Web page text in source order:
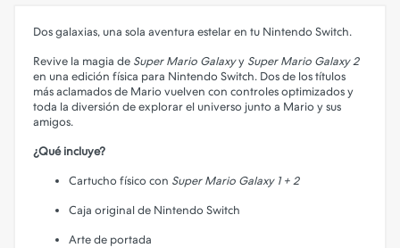
Dos galaxias, una sola aventura estelar en tu Nintendo Switch.
Revive la magia de Super Mario Galaxyy Super Mario Galaxy 2
en una edición física para Nintendo Switch. Dos de los títulos
más aclamados de Mario vuelven con controles optimizados y
toda la diversión de explorar el universo junto a Mario y sus
amigos.
¿Qué incluye?
Cartucho físico con Super Mario Galaxy 1 + 2
Caja original de Nintendo Switch
Arte de portada